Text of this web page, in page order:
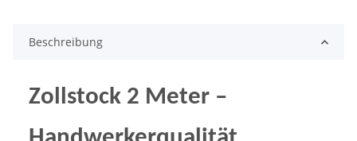
Beschreibung
Zollstock 2 Meter –